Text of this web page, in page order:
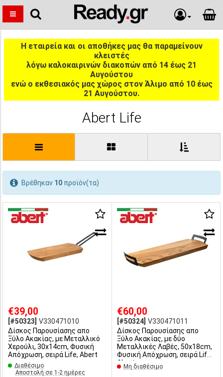
Η εταιρεία και οι αποθήκες μας θα παραμείνουν
κλειστές
λόγω καλοκαιρινών διακοπών από 14 έως 21
Αυγούστου
ενώ ο εκθεσιακός μας χώρος στον Άλιμο από 10 έως
21 Αυγούστου.
Abert Life
Βρέθηκαν 10 προϊόν(τα)
€39,00
[#50323] V330471010
Δίσκος Παρουσίασης απο
Ξύλο Ακακίας, με Μεταλλικό
Χερούλι, 30x14cm, Φυσική
Απόχρωση, σειρά Life, Abert
Διαθέσιμο
Αποστολή σε 1-2 ημέρες
€60,00
[#50324] V330471011
Δίσκος Παρουσίασης απο
Ξύλο Ακακίας, με δύο
Μεταλλικές Λαβές, 50x18cm,
Φυσική Απόχρωση, σειρά Life,
Abert
Μη διαθέσιμο